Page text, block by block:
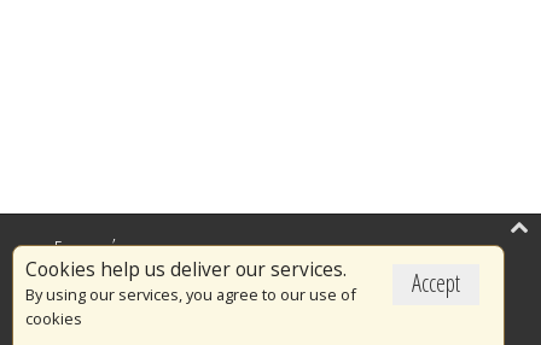
Accept
Cookies help us deliver our services.
By using our services, you agree to our use of
cookies
Επικαιρότητα
Το Πυροσβεστικό Σώμα